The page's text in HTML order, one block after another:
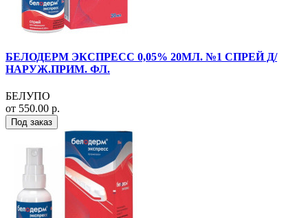
БЕЛОДЕРМ ЭКСПРЕСС 0,05% 20МЛ. №1 СПРЕЙ Д/
НАРУЖ.ПРИМ. ФЛ.
БЕЛУПО
от 550.00 р.
Под заказ